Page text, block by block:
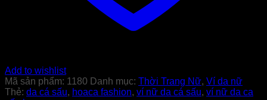
Add to wishlist
Mã sản phẩm: 1180 Danh mục: Thời Trang Nữ, Ví da nữ
Thẻ: da cá sấu, hoaca fashion, ví nữ da cá sấu, ví nữ da ca